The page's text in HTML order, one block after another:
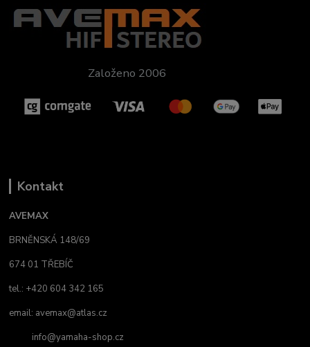
Založeno 2006
Kontakt
AVEMAX
BRNĚNSKÁ 148/69
674 01 TŘEBÍČ
tel.: +420 604 342 165
email: avemax@atlas.cz
info@yamaha-shop.cz